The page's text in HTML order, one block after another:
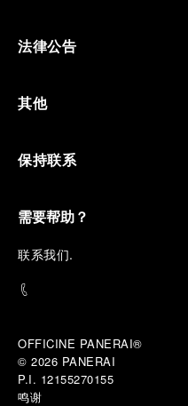
法律公告
其他
保持联系
需要帮助？
联系我们.
OFFICINE PANERAI®
© 2026 PANERAI
P.I. 12155270155
鸣谢